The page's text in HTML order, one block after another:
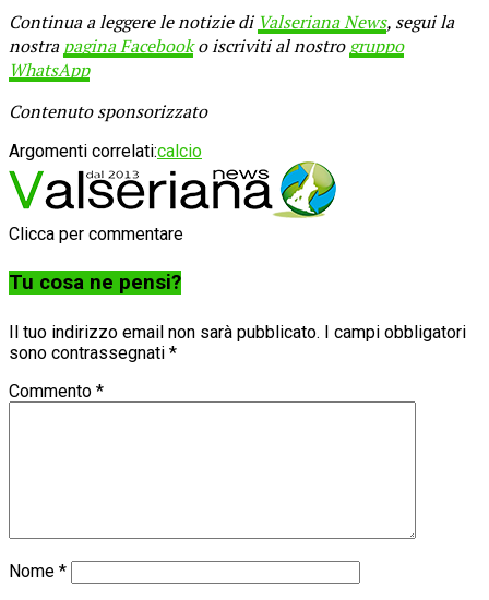
Continua a leggere le notizie di Valseriana News, segui la
nostrapagina Facebooko iscriviti al nostrogruppo
WhatsApp
Contenuto sponsorizzato
Argomenti correlati:calcio
Clicca per commentare
Tu cosa ne pensi?
Il tuo indirizzo email non sarà pubblicato.
I campi obbligatori
sono contrassegnati *
Commento *
Nome *